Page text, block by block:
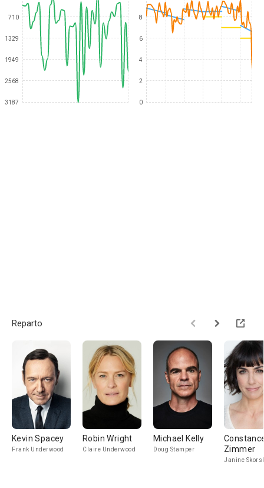
710
1329
1949
2568
3187
8
6
4
2
0
Reparto
Kevin Spacey
Frank Underwood
Robin Wright
Claire Underwood
Michael Kelly
Doug Stamper
Zimmer
Janine